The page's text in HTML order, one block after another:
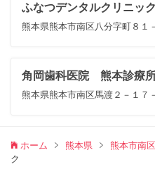
ふなつデンタルクリニック
熊本県熊本市南区八分字町８１
角岡歯科医院 熊本診療
熊本県熊本市南区馬渡２－１７
ホーム 熊本県 熊本市南区
ク